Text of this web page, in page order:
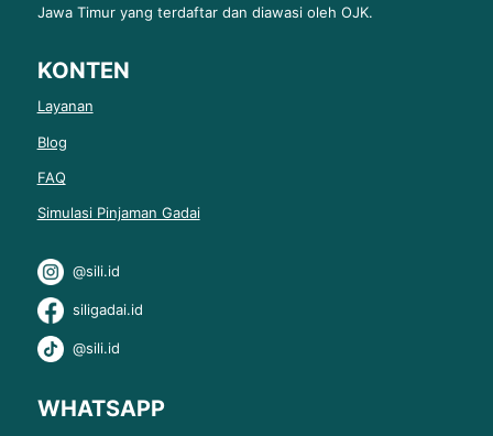
Jawa Timur yang terdaftar dan diawasi oleh OJK.
KONTEN
Layanan
Blog
FAQ
Simulasi Pinjaman Gadai
@sili.id
siligadai.id
@sili.id
WHATSAPP